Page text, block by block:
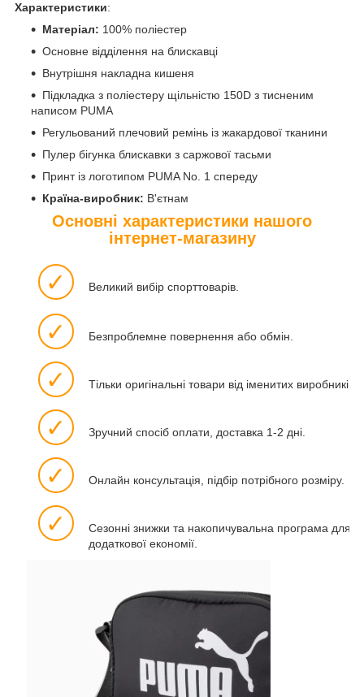
Характеристики:
Матеріал: 100% поліестер
Основне відділення на блискавці
Внутрішня накладна кишеня
Підкладка з поліестеру щільністю 150D з тисненим
написом PUMA
Регульований плечовий ремінь із жакардової тканини
Пулер бігунка блискавки з саржової тасьми
Принт із логотипом PUMA No. 1 спереду
Країна-виробник: В'єтнам
Основні характеристики нашого
інтернет-магазину
✓ Великий вибір спорттоварів.
✓ Безпроблемне повернення або обмін.
✓ Тільки оригінальні товари від іменитих виробників.
✓ Зручний спосіб оплати, доставка 1-2 дні.
✓ Онлайн консультація, підбір потрібного розміру.
✓
Сезонні знижки та накопичувальна програма для
додаткової економії.